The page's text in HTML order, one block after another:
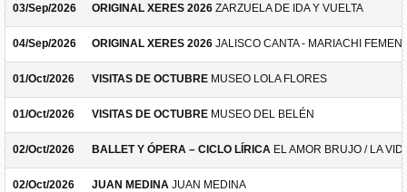
03/Sep/2026 ORIGINAL XERES 2026 ZARZUELA DE IDA Y VUELTA
04/Sep/2026 ORIGINAL XERES 2026 JALISCO CANTA - MARIACHI
01/Oct/2026 VISITAS DE OCTUBRE MUSEO LOLA FLORES
01/Oct/2026 VISITAS DE OCTUBRE MUSEO DEL BELÉN
02/Oct/2026 BALLET Y ÓPERA – CICLO LÍRICA EL AMOR BRUJO / LA
02/Oct/2026 JUAN MEDINA JUAN MEDINA